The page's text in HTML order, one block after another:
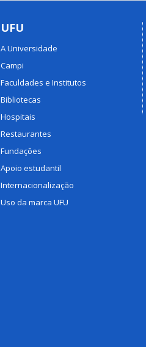
UFU
A Universidade
Campi
Faculdades e Institutos
Bibliotecas
Hospitais
Restaurantes
Fundações
Apoio estudantil
Internacionalização
Uso da marca UFU